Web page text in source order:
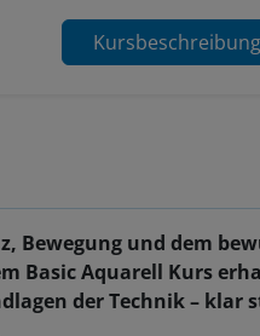
Kursbeschreibung
Bewegung und dem
Basic Aquarell Kurs
der Technik – klar